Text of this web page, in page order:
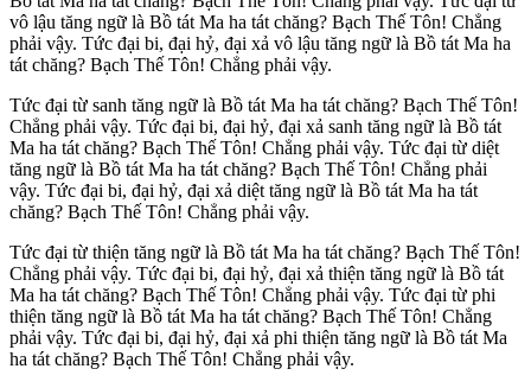
vô lậu tăng ngữ là Bồ tát Ma ha tát chăng? Bạch Thế Tôn! Chẳng
phải vậy. Tức đại bi, đại hỷ, đại xả vô lậu tăng ngữ là Bồ tát Ma ha
tát chăng? Bạch Thế Tôn! Chẳng phải vậy.
Tức đại từ sanh tăng ngữ là Bồ tát Ma ha tát chăng? Bạch Thế Tôn!
Chẳng phải vậy. Tức đại bi, đại hỷ, đại xả sanh tăng ngữ là Bồ tát
Ma ha tát chăng? Bạch Thế Tôn! Chẳng phải vậy. Tức đại từ diệt
tăng ngữ là Bồ tát Ma ha tát chăng? Bạch Thế Tôn! Chẳng phải
vậy. Tức đại bi, đại hỷ, đại xả diệt tăng ngữ là Bồ tát Ma ha tát
chăng? Bạch Thế Tôn! Chẳng phải vậy.
Tức đại từ thiện tăng ngữ là Bồ tát Ma ha tát chăng? Bạch Thế Tôn!
Chẳng phải vậy. Tức đại bi, đại hỷ, đại xả thiện tăng ngữ là Bồ tát
Ma ha tát chăng? Bạch Thế Tôn! Chẳng phải vậy. Tức đại từ phi
thiện tăng ngữ là Bồ tát Ma ha tát chăng? Bạch Thế Tôn! Chẳng
phải vậy. Tức đại bi, đại hỷ, đại xả phi thiện tăng ngữ là Bồ tát Ma
ha tát chăng? Bạch Thế Tôn! Chẳng phải vậy.